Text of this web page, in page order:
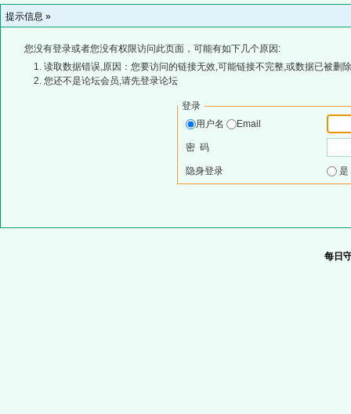
提示信息 »
您没有登录或者您没有权限访问此页面，可能有如下几个原因:
读取数据错误,原因：您要访问的链接无效,可能链接不完整,或数据已被删
您还不是论坛会员,请先登录论坛
登录
用户名
Email
密 码
隐身登录
每日